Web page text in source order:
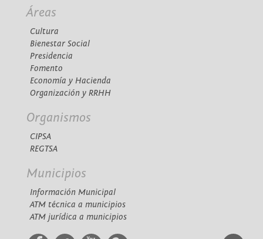
Áreas
Cultura
Bienestar Social
Presidencia
Fomento
Economía y Hacienda
Organización y RRHH
Organismos
CIPSA
REGTSA
Municipios
Información Municipal
ATM técnica a municipios
ATM jurídica a municipios